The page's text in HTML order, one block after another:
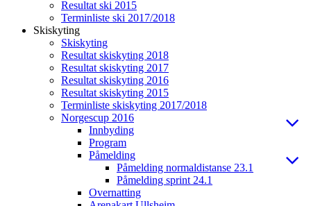
Resultat ski 2015
Terminliste ski 2017/2018
Skiskyting
Skiskyting
Resultat skiskyting 2018
Resultat skiskyting 2017
Resultat skiskyting 2016
Resultat skiskyting 2015
Terminliste skiskyting 2017/2018
Norgescup 2016
Innbyding
Program
Påmelding
Påmelding normaldistanse 23.1
Påmelding sprint 24.1
Overnatting